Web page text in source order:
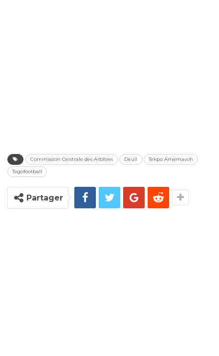
Commission Centrale des Arbitres Deuil
Tekpo Amemavoh
Togofootball
Partager